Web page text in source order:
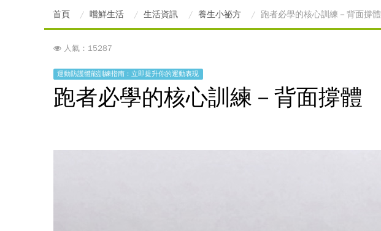
首頁 嚐鮮生活 生活資訊 養生小祕方 跑者必學的核心訓練－背面撐體
人氣：15287
運動防護體能訓練指南：立即提升你的運動表現
跑者必學的核心訓練－背面撐體